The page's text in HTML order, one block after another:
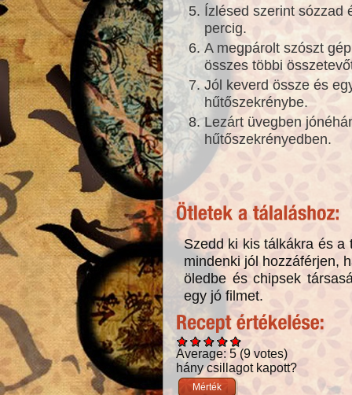
Ízlésed szerint sózzad
percig.
A megpárolt szószt
összes többi
Jól keverd össze és
hűtőszekrénybe.
Lezárt üvegben
hűtőszekrényedben.
Szedd ki kis tálkákra és a
mindenki jól hozzáférjen,
öledbe és chipsek
egy jó filmet.
Average: 5 (9 votes)
hány csillagot kapott?